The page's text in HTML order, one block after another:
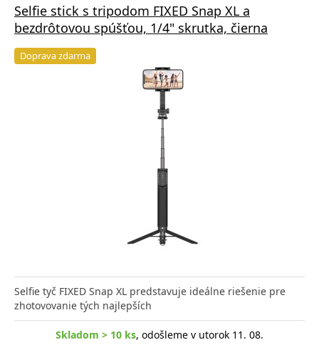
Selfie stick s tripodom FIXED Snap XL a
bezdrôtovou spúšťou, 1/4" skrutka, čierna
Doprava zdarma
Selfie tyč FIXED Snap XL predstavuje ideálne riešenie pre
zhotovovanie tých najlepších
Skladom > 10 ks, odošleme v utorok 11. 08.